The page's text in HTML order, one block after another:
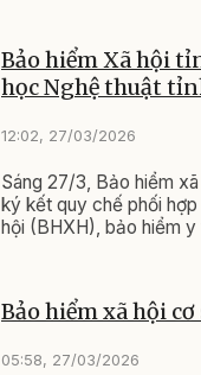
Bảo hiểm Xã hội
học Nghệ thuật
12:02, 27/03/2026
Sáng 27/3, Bảo hiểm
ký kết quy chế phối
hội (BHXH), bảo hiểm
Bảo hiểm xã hội
05:58, 27/03/2026